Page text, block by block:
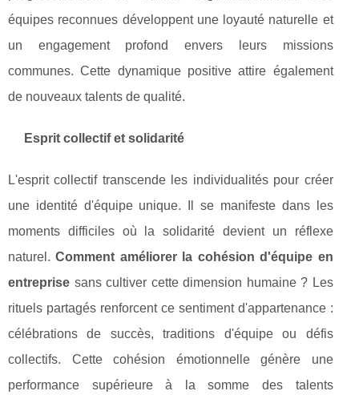
équipes reconnues développent une loyauté naturelle et
un engagement profond envers leurs missions
communes. Cette dynamique positive attire également
de nouveaux talents de qualité.
Esprit collectif et solidarité
L'esprit collectif transcende les individualités pour créer
une identité d'équipe unique. Il se manifeste dans les
moments difficiles où la solidarité devient un réflexe
naturel.Comment améliorer la cohésion d'équipe en
entreprise sans cultiver cette dimension humaine ? Les
rituels partagés renforcent ce sentiment d'appartenance :
célébrations de succès, traditions d'équipe ou défis
collectifs. Cette cohésion émotionnelle génère une
performance supérieure à la somme des talents